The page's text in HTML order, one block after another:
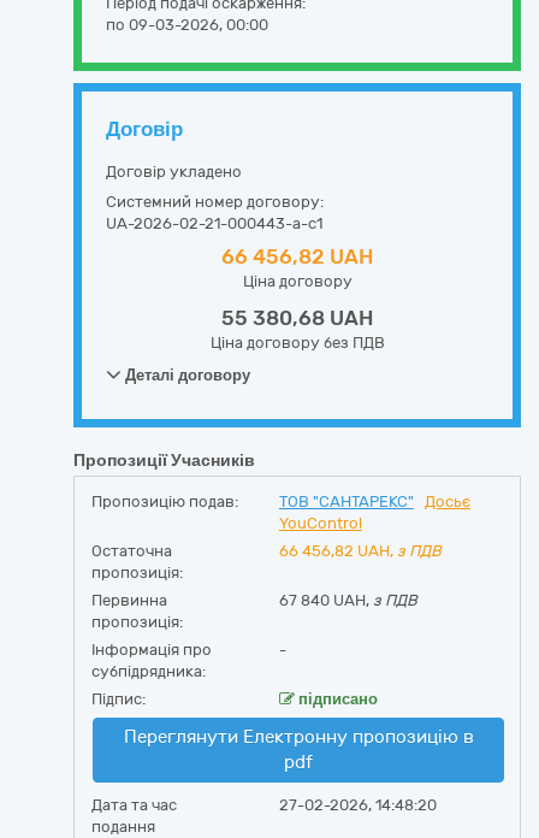
по 09-03-2026, 00:00
Договір
Договір укладено
Системний номер договору:
UA-2026-02-21-000443-a-c1
66 456,82 UAH
Ціна договору
55 380,68 UAH
Ціна договору без ПДВ
Деталі договору
Пропозиції Учасників
Пропозицію подав: ТОВ "САНТАРЕКС"
Досьє
YouControl
Остаточна
пропозиція:
66 456,82 UAH, з ПДВ
Первинна
пропозиція:
67 840 UAH, з ПДВ
Інформація про
субпідрядника:
-
Підпис: підписано
Переглянути Електронну пропозицію в
pdf
Дата та час
подання
27-02-2026, 14:48:20